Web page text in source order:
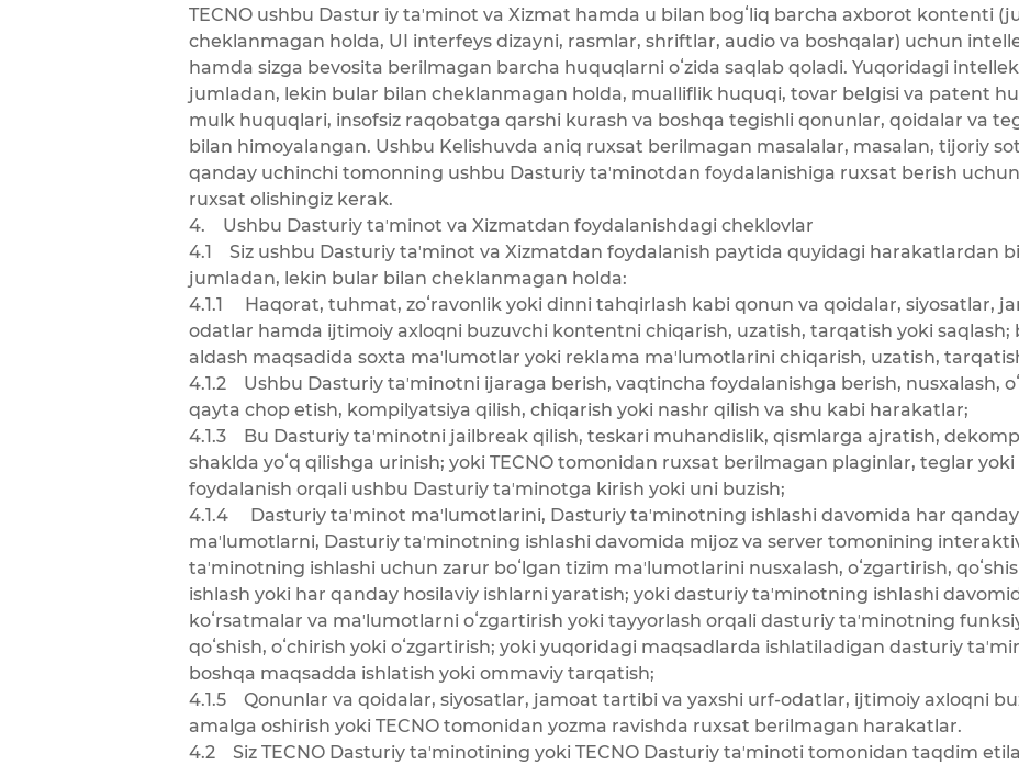
TECNO ushbu Dastur iy taʼminot va Xizmat hamda u bilan bogʻliq barcha axborot kontenti
cheklanmagan holda, UI interfeys dizayni, rasmlar, shriftlar, audio va boshqalar) uchun
hamda sizga bevosita berilmagan barcha huquqlarni oʻzida saqlab qoladi. Yuqoridagi
jumladan, lekin bular bilan cheklanmagan holda, mualliflik huquqi, tovar belgisi va patent
mulk huquqlari, insofsiz raqobatga qarshi kurash va boshqa tegishli qonunlar, qoidalar va
bilan himoyalangan. Ushbu Kelishuvda aniq ruxsat berilmagan masalalar, masalan, tijoriy
qanday uchinchi tomonning ushbu Dasturiy taʼminotdan foydalanishiga ruxsat berish uchun
ruxsat olishingiz kerak.
4. Ushbu Dasturiy taʼminot va Xizmatdan foydalanishdagi cheklovlar
4.1 Siz ushbu Dasturiy taʼminot va Xizmatdan foydalanish paytida quyidagi harakatlardan
jumladan, lekin bular bilan cheklanmagan holda:
4.1.1 Haqorat, tuhmat, zoʻravonlik yoki dinni tahqirlash kabi qonun va qoidalar, siyosatlar,
odatlar hamda ijtimoiy axloqni buzuvchi kontentni chiqarish, uzatish, tarqatish yoki saqlash;
aldash maqsadida soxta maʼlumotlar yoki reklama maʼlumotlarini chiqarish, uzatish,
4.1.2 Ushbu Dasturiy taʼminotni ijaraga berish, vaqtincha foydalanishga berish, nusxalash,
qayta chop etish, kompilyatsiya qilish, chiqarish yoki nashr qilish va shu kabi harakatlar;
4.1.3 Bu Dasturiy taʼminotni jailbreak qilish, teskari muhandislik, qismlarga ajratish,
shaklda yoʻq qilishga urinish; yoki TECNO tomonidan ruxsat berilmagan plaginlar, teglar
foydalanish orqali ushbu Dasturiy taʼminotga kirish yoki uni buzish;
4.1.4 Dasturiy taʼminot maʼlumotlarini, Dasturiy taʼminotning ishlashi davomida har
maʼlumotlarni, Dasturiy taʼminotning ishlashi davomida mijoz va server tomonining
taʼminotning ishlashi uchun zarur boʻlgan tizim maʼlumotlarini nusxalash, oʻzgartirish,
ishlash yoki har qanday hosilaviy ishlarni yaratish; yoki dasturiy taʼminotning ishlashi
koʻrsatmalar va maʼlumotlarni oʻzgartirish yoki tayyorlash orqali dasturiy taʼminotning
qoʻshish, oʻchirish yoki oʻzgartirish; yoki yuqoridagi maqsadlarda ishlatiladigan dasturiy
boshqa maqsadda ishlatish yoki ommaviy tarqatish;
4.1.5 Qonunlar va qoidalar, siyosatlar, jamoat tartibi va yaxshi urf-odatlar, ijtimoiy axloqni
amalga oshirish yoki TECNO tomonidan yozma ravishda ruxsat berilmagan harakatlar.
4.2 Siz TECNO Dasturiy taʼminotining yoki TECNO Dasturiy taʼminoti tomonidan taqdim